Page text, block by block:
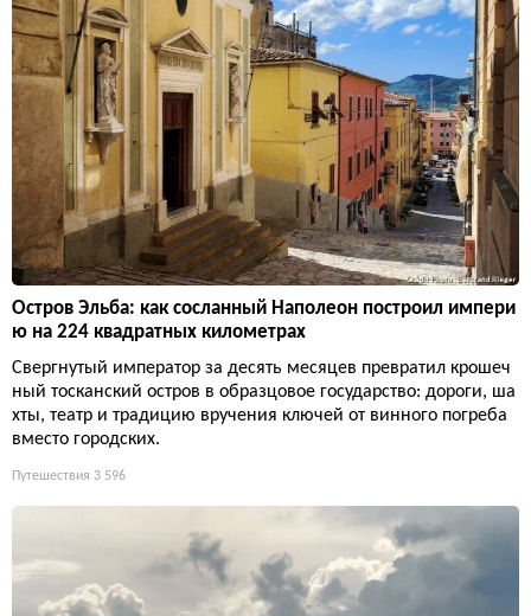
Остров Эльба: как сосланный Наполеон построил импери
ю на 224 квадратных километрах
Свергнутый император за десять месяцев превратил крошеч
ный тосканский остров в образцовое государство: дороги, ша
хты, театр и традицию вручения ключей от винного погреба
вместо городских.
Путешествия 3 596